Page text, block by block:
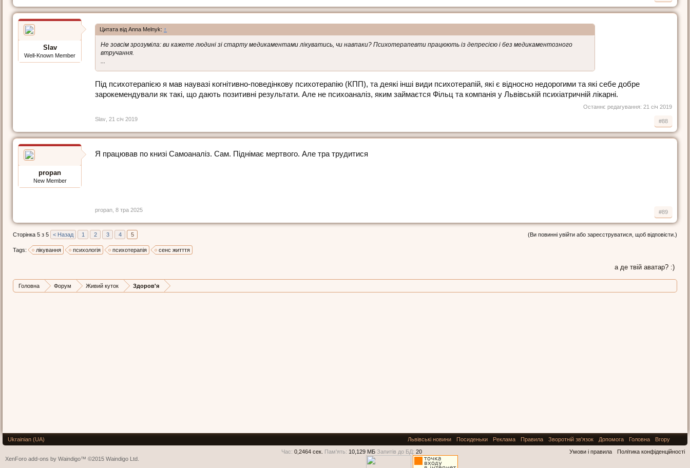
Slav
Well-Known Member
Цитата від Anna Melnyk: ↑
Не зовсім зрозуміла: ви кажете людині зі старту медикаментами лікуватись, чи навпаки? Психотерапевти працюють із депресією і без медикаментозного
втручання.
...
Під психотерапією я мав наувазі когнітивно-поведінкову психотерапію (КПП), та деякі інші види психотерапій, які є відносно недорогими та які себе добре
зарокемендували як такі, що дають позитивні результати. Але не психоаналіз, яким займаєтся Фільц та компанія у Львівській психіатричній лікарні.
Останнє редагування: 21 січ 2019
Slav 21 січ 2019 #88
propan
New Member
Я працював по книзі Самоаналіз. Сам. Піднімає мертвого. Але тра трудитися
propan 8 тра 2025 #89
(Ви повинні увійти або зареєструватися, щоб відповісти.)
Сторінка 5 з 5 < Назад 1 2 3 4 5
Tags: лікування психологія психотерапія сенс житття
а де твій аватар? :)
Головна Форум Живий куток Здоров'я
Ukrainian (UA) Львівські новини Посиденьки Реклама Правила Зворотній зв'язок Допомога Головна
Вгору
Умови і правила
Політика конфіденційності
XenForo add-ons by Waindigo™ ©2015 Waindigo Ltd
Час: 0,2464 сек. Пам'ять: 10,129 МБ Запитів до БД: 20